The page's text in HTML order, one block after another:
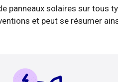
panneaux solaires sur
et peut se résumer